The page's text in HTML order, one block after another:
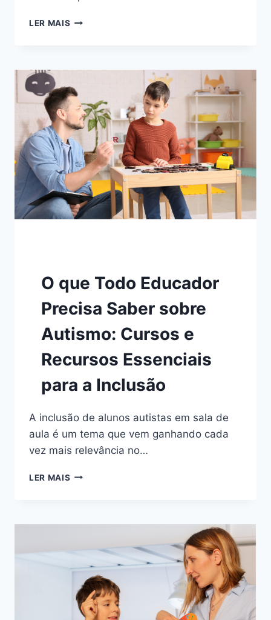
LER MAIS COMO
ESTRUTURADAS
CRIANÇAS
AUTISTAS
EM
CASA
E
NA
ESCOLA
O que Todo Educador
Precisa Saber sobre
Autismo: Cursos e
Recursos Essenciais
para a Inclusão
A inclusão de alunos autistas em sala de
aula é um tema que vem ganhando cada
vez mais relevância no…
LER MAIS O
PRECISA
SOBRE
AUTISMO:
CURSOS
RECURSOS
ESSENCIAIS